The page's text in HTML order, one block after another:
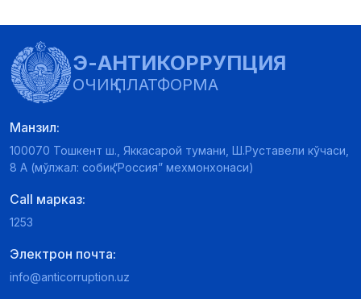
Э-АНТИКОРРУПЦИЯ
ОЧИҚ ПЛАТФОРМА
Манзил:
100070 Тошкент ш., Яккасарой тумани, Ш.Руставели кўчаси,
8 А (мўлжал: собиқ “Россия” мехмонхонаси)
Call марказ:
1253
Электрон почта:
info@anticorruption.uz